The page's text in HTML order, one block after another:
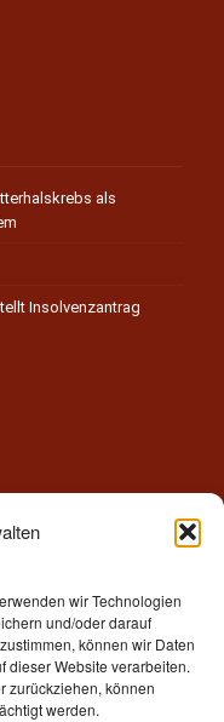
wir Technologien
und/oder darauf
können wir Daten
dieser Website verarbeiten.
zurückziehen, können
werden.
als
Insolvenzantrag